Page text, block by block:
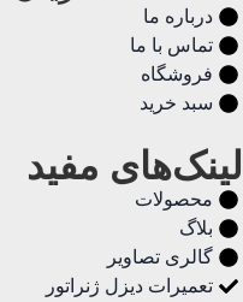
درباره ما
تماس با ما
فروشگاه
سبد خرید
لینک‌های مفید
محصولات
بلاگ
گالری تصاویر
تعمیرات دیزل ژنراتور